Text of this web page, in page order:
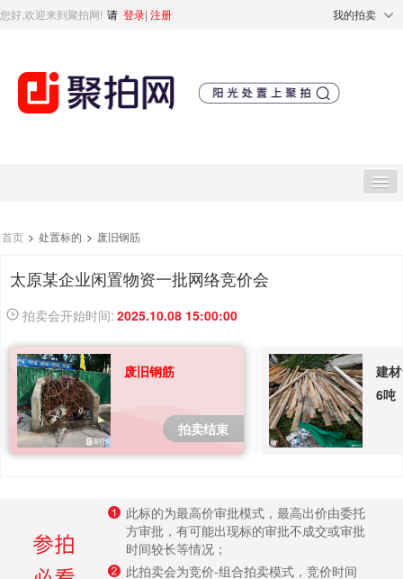
您好,欢迎来到聚拍网! 请 登录| 注册 我的拍卖
处置标的
直播专区
处置专区
成交案例
打折资产
聚循环
废钢行情
首页 > 处置标的 > 废旧钢筋
太原某企业闲置物资一批网络竞价会
拍卖会开始时间: 2025.10.08 15:00:00
废旧钢筋
拍卖结束
建
6吨
此标的为最高价审批模式，最高出价由委托
方审批，有可能出现标的审批不成交或审批
时间较长等情况；
此拍卖会为竞价-组合拍卖模式，竞价时间